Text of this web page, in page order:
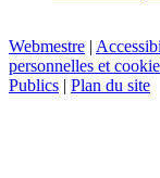
Webmestre |
personnelles et
Publics | Plan du site